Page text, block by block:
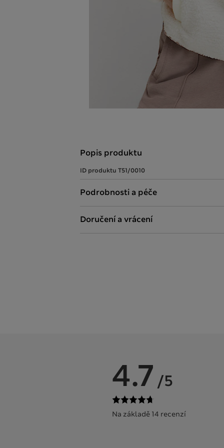
Popis produktu
ID produktu T51/0010
Podrobnosti a péče
Doručení a vrácení
4.7 /5
Na základě 14 recenzí